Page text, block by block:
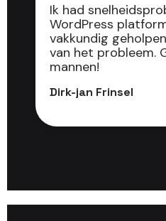
Ik had
WordPress
vakkundig
van het probleem.
mannen!
Dirk-jan Frinsel